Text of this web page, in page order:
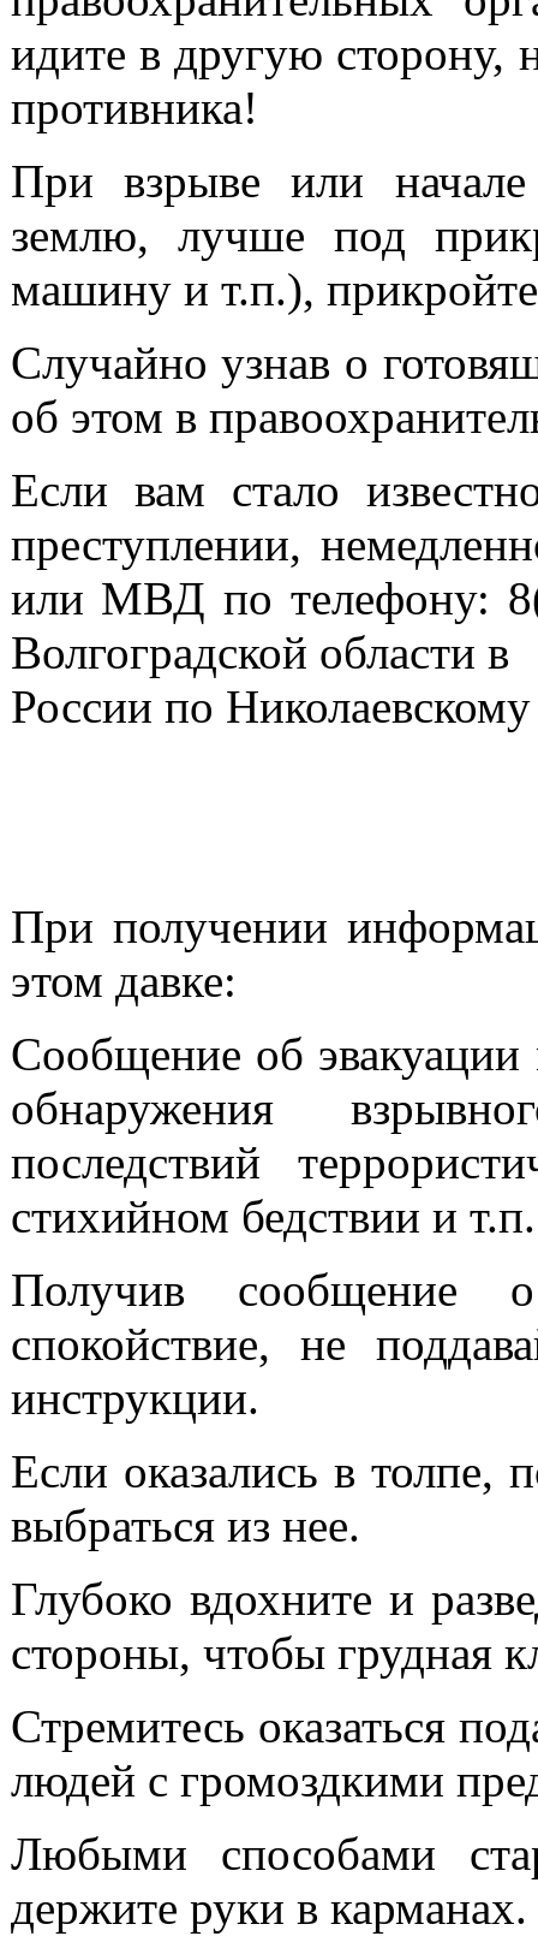
идите в другую сторону,
противника!
При взрыве или
землю, лучше под
машину и т.п.),
Случайно узнав о
об этом в
Если вам стало
преступлении,
или МВД по телефону:
Волгоградской
России по
При получении
этом давке:
Сообщение об эвакуации
обнаружения
последствий
стихийном бедствии и т.п.
Получив сообщение о
спокойствие, не
инструкции.
Если оказались в толпе,
выбраться из нее.
Глубоко вдохните и
стороны, чтобы грудная
Стремитесь оказаться
людей с громоздкими
Любыми способами
держите руки в карманах.